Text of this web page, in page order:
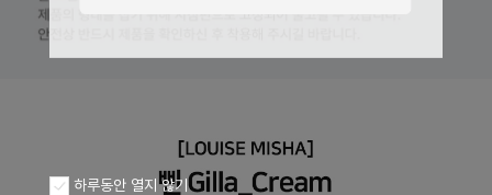
하루동안 열지 않기